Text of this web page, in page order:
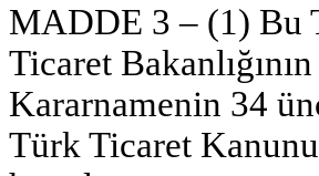
MADDE 3 – (1) Bu
Ticaret
Kararnamenin 34
Türk Ticaret